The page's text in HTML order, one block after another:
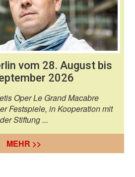
vom 28. August bis
2026
Oper Le Grand Macabre
Festspiele, in Kooperation mit
der Stiftung ...
MEHR >>